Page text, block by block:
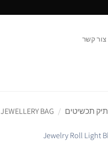
צור קשר
תיק תכשיטים /
JEWELLERY BAG